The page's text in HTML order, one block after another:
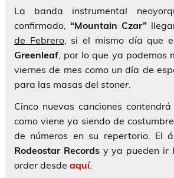
La banda instrumental
confirmado, “Mountain Czar”
de Febrero, si el mismo día que
Greenleaf, por lo que ya podemos
viernes de mes como un día de
para las masas del stoner.
Cinco nuevas canciones
como viene ya siendo de
de números en su repertorio. El
Rodeostar Recordsy ya pueden ir
order desde aquí.